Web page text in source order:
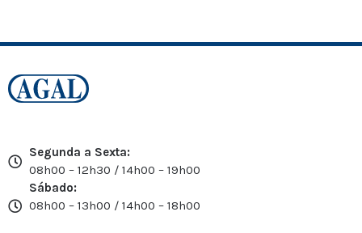
Segunda a Sexta:
08h00 – 12h30 / 14h00 – 19h00
Sábado:
08h00 – 13h00 / 14h00 – 18h00